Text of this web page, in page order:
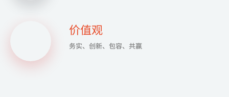
价值观
务实、创新、包容、共赢